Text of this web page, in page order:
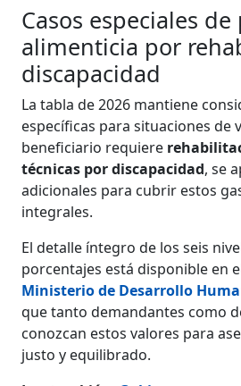
Casos especiales
alimenticia por
discapacidad
La tabla de 2026 mantiene
específicas para situaciones de
beneficiario requiere
técnicas por discapacidad, se
adicionales para cubrir estos
integrales.
El detalle íntegro de los seis
porcentajes está disponible en
Ministerio de Desarrollo
que tanto demandantes como
conozcan estos valores para
justo y equilibrado.